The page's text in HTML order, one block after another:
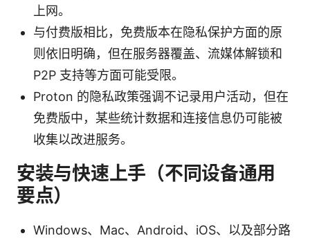
上网。
与付费版相比，免费版本在隐私保护方面的原
则依旧明确，但在服务器覆盖、流媒体解锁和
P2P 支持等方面可能受限。
Proton 的隐私政策强调不记录用户活动，但在
免费版中，某些统计数据和连接信息仍可能被
收集以改进服务。
安装与快速上手（不同设备通用
要点）
Windows、Mac、Android、iOS、以及部分路